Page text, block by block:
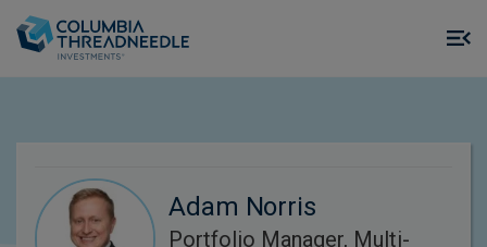
Adam Norris
Portfolio Manager, Multi-